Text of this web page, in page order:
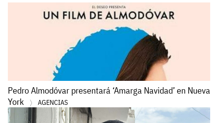
Pedro Almodóvar presentará ‘Amarga Navidad’ en Nueva
York
AGENCIAS